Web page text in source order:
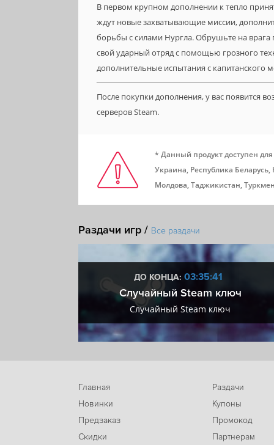
В первом крупном дополнении к тепло
ждут новые захватывающие миссии,
борьбы с силами Нургла. Обрушьте на
свой ударный отряд с помощью грозного
дополнительные испытания с капитанского
После покупки дополнения, у вас появится
серверов Steam.
* Данный продукт доступен
Украина, Республика
Молдова, Таджикистан,
Раздачи игр / Все раздачи
ДО КОНЦА: 03:35:40
Случайный Steam ключ
Случайный Steam ключ
Главная
Новинки
Предзаказ
Скидки
Раздачи
Купоны
Промокод
Партнерам